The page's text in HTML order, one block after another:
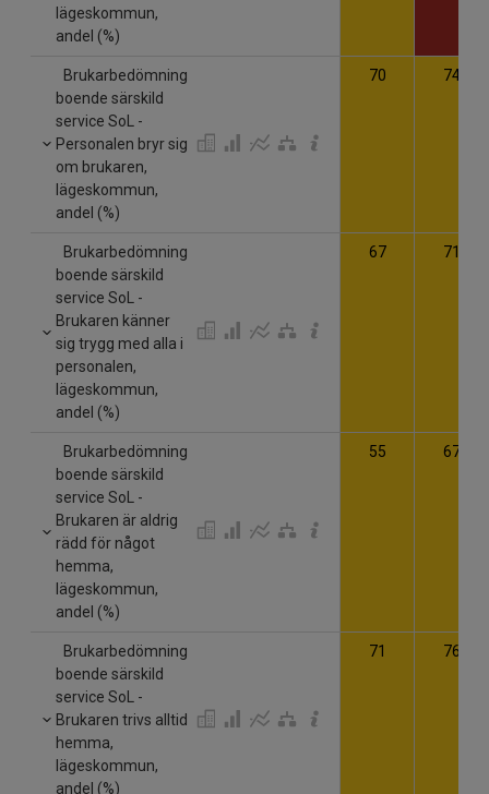
lägeskommun,
andel (%)
Brukarbedömning
boende särskild
service SoL -
Personalen bryr sig
om brukaren,
lägeskommun,
andel (%)
70 74
Brukarbedömning
boende särskild
service SoL -
Brukaren känner
sig trygg med alla i
personalen,
lägeskommun,
andel (%)
67 71
Brukarbedömning
boende särskild
service SoL -
Brukaren är aldrig
rädd för något
hemma,
lägeskommun,
andel (%)
55 67
Brukarbedömning
boende särskild
service SoL -
Brukaren trivs alltid
hemma,
lägeskommun,
andel (%)
71 76